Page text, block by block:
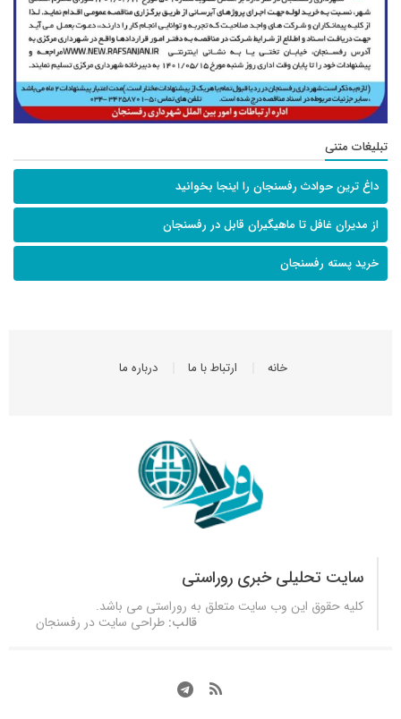
تبلیغات متنی
داغ ترین حوادث رفسنجان را اینجا بخوانید
از مدیران غافل تا ماهیگیران قابل در رفسنجان
خرید پسته رفسنجان
خانه ارتباط با ما درباره ما
سایت تحلیلی خبری روراستی
کلیه حقوق این وب سایت متعلق به روراستی می باشد.
قالب: طراحی سایت در رفسنجان